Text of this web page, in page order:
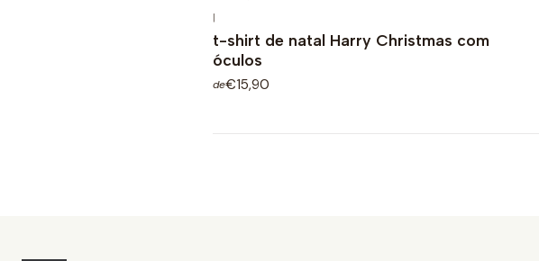
|
t-shirt de natal Harry Christmas com
óculos
de€15,90